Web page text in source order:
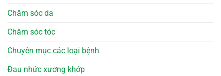
Chăm sóc da
Chăm sóc tóc
Chuyên mục các loại bệnh
Đau nhức xương khớp